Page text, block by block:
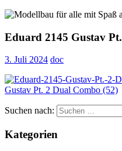
to
Eduard 2145 Gustav
3. Juli 2024 doc
Suchen nach:
Kategorien